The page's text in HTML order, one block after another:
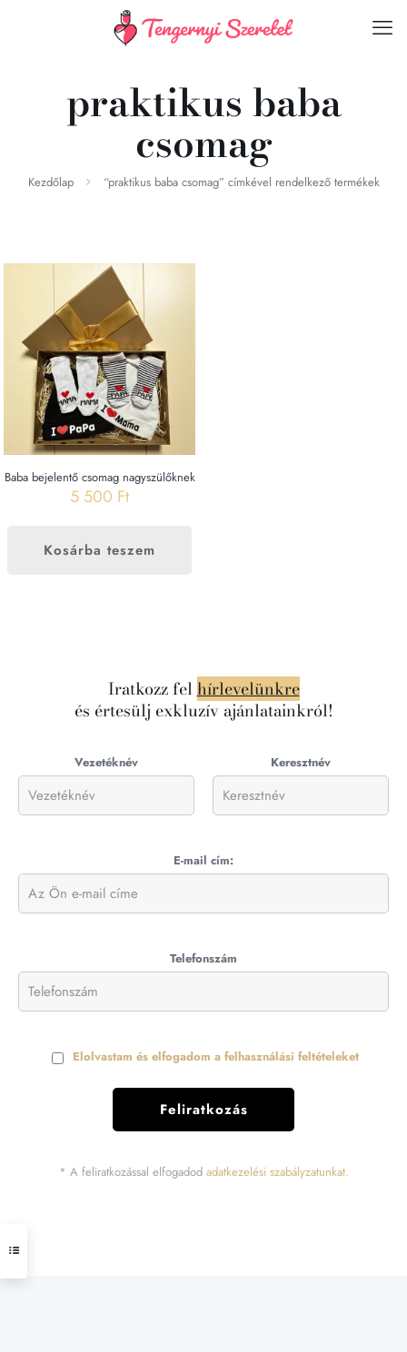
praktikus baba
csomag
Kezdőlap “praktikus baba csomag” címkével rendelkező termékek
Baba bejelentő csomag nagyszülőknek
5 500 Ft
Kosárba teszem
Iratkozz felhírlevelünkre
és értesülj exkluzív ajánlatainkról!
Vezetéknév Keresztnév
E-mail cím:
Telefonszám
Elolvastam és elfogadom a felhasználási feltételeket
* A feliratkozással elfogadod adatkezelési szabályzatunkat.